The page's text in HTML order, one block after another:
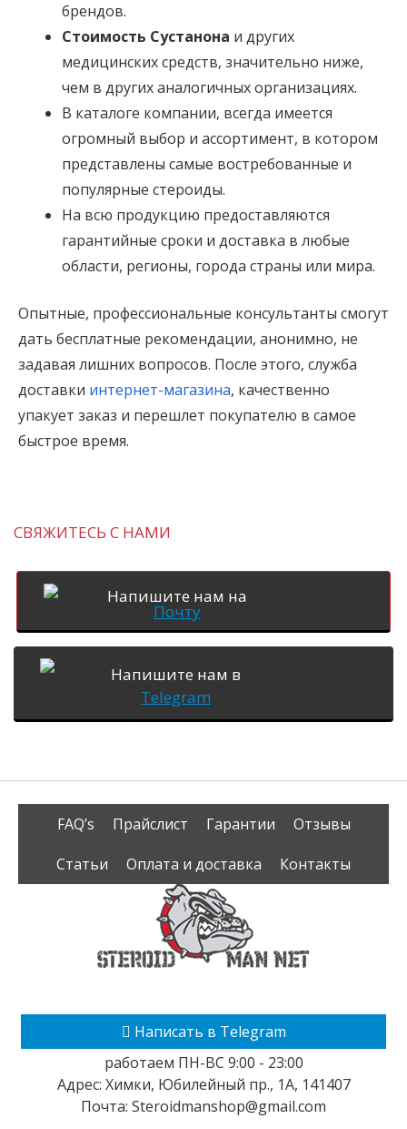
брендов.
Стоимость Сустанона и других
медицинских средств, значительно ниже,
чем в других аналогичных организациях.
В каталоге компании, всегда имеется
огромный выбор и ассортимент, в котором
представлены самые востребованные и
популярные стероиды.
На всю продукцию предоставляются
гарантийные сроки и доставка в любые
области, регионы, города страны или мира.
Опытные, профессиональные консультанты смогут
дать бесплатные рекомендации, анонимно, не
задавая лишних вопросов. После этого, служба
доставки интернет-магазина, качественно
упакует заказ и перешлет покупателю в самое
быстрое время.
СВЯЖИТЕСЬ С НАМИ
Напишите нам на
Почту
Напишите нам в
Telegram
FAQ’s Прайслист Гарантии
Отзывы
Статьи
Оплата и доставка Контакты
Написать в Telegram
работаем ПН-ВС 9:00 - 23:00
Адрес: Химки, Юбилейный пр., 1А, 141407
Почта: Steroidmanshop@gmail.com